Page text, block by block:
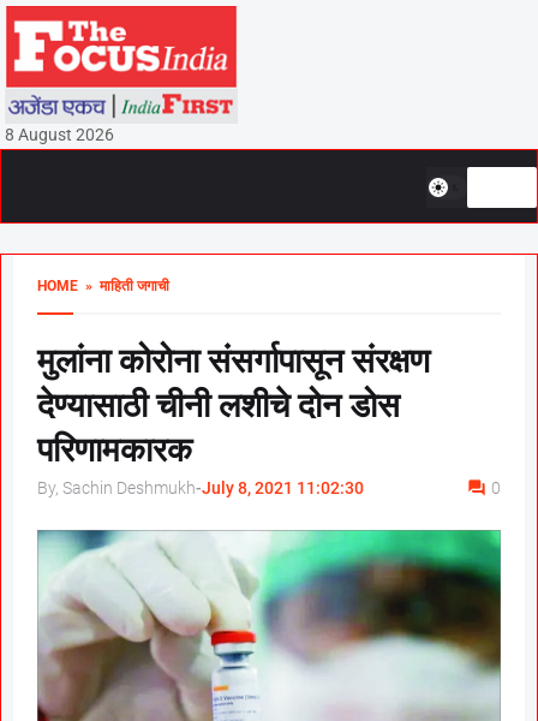
8 August 2026
HOME » माहिती जगाची
मुलांना कोरोना संसर्गापासून संरक्षण
देण्यासाठी चीनी लशीचे दोन डोस
परिणामकारक
By, Sachin Deshmukh-July 8, 2021 11:02:30 0